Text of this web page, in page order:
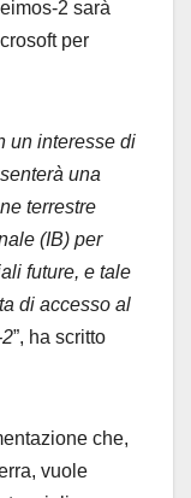
2 sarà
per
un interesse di
una
terrestre
(IB) per
future, e tale
di accesso al
”, ha scritto
che,
vuole